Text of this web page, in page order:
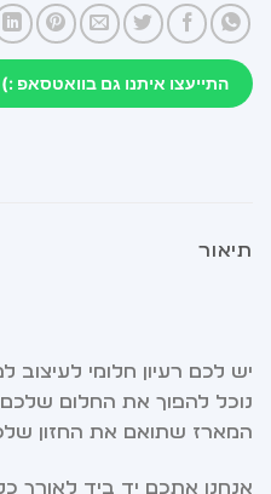
התייעצו איתנו גם בוואטסאפ :)
תיאור
יש לכם רעיון חלומי
נוכל להפוך את החלום שלכם
המארז שתואם את החזון
אנחנו אתכם יד ביד לאורך